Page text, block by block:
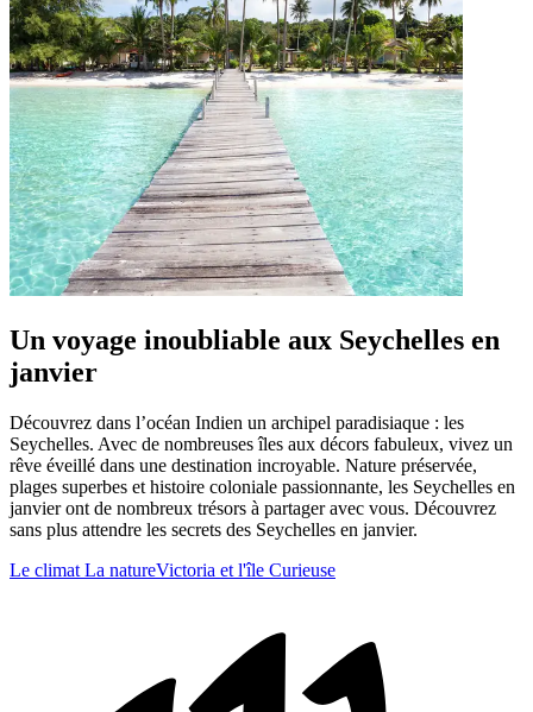
Un voyage inoubliable aux Seychelles en
janvier
Découvrez dans l’océan Indien un archipel paradisiaque : les
Seychelles. Avec de nombreuses îles aux décors fabuleux, vivez un
rêve éveillé dans une destination incroyable. Nature préservée,
plages superbes et histoire coloniale passionnante, les Seychelles en
janvier ont de nombreux trésors à partager avec vous. Découvrez
sans plus attendre les secrets des Seychelles en janvier.
Le climat La natureVictoria et l'île Curieuse